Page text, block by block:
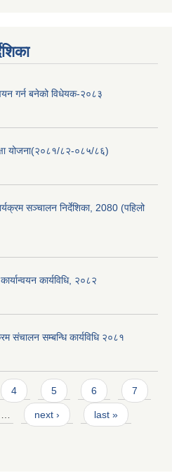
गर्न बनेको विधेयक-२०८३
योजना(२०८१/८२-०८५/८६)
सञ्चालन निर्देशिका, 2080 (पहिलो
कार्यविधि, २०८२
संचालन सम्बन्धि कार्यविधि २०८१
4 5 6 7
next › last »